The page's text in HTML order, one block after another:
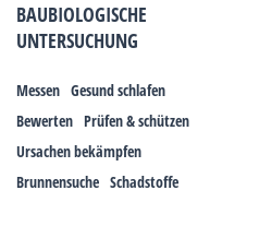
BAUBIOLOGISCHE
UNTERSUCHUNG
Messen Gesund schlafen
Bewerten Prüfen & schützen
Ursachen bekämpfen
Brunnensuche Schadstoffe